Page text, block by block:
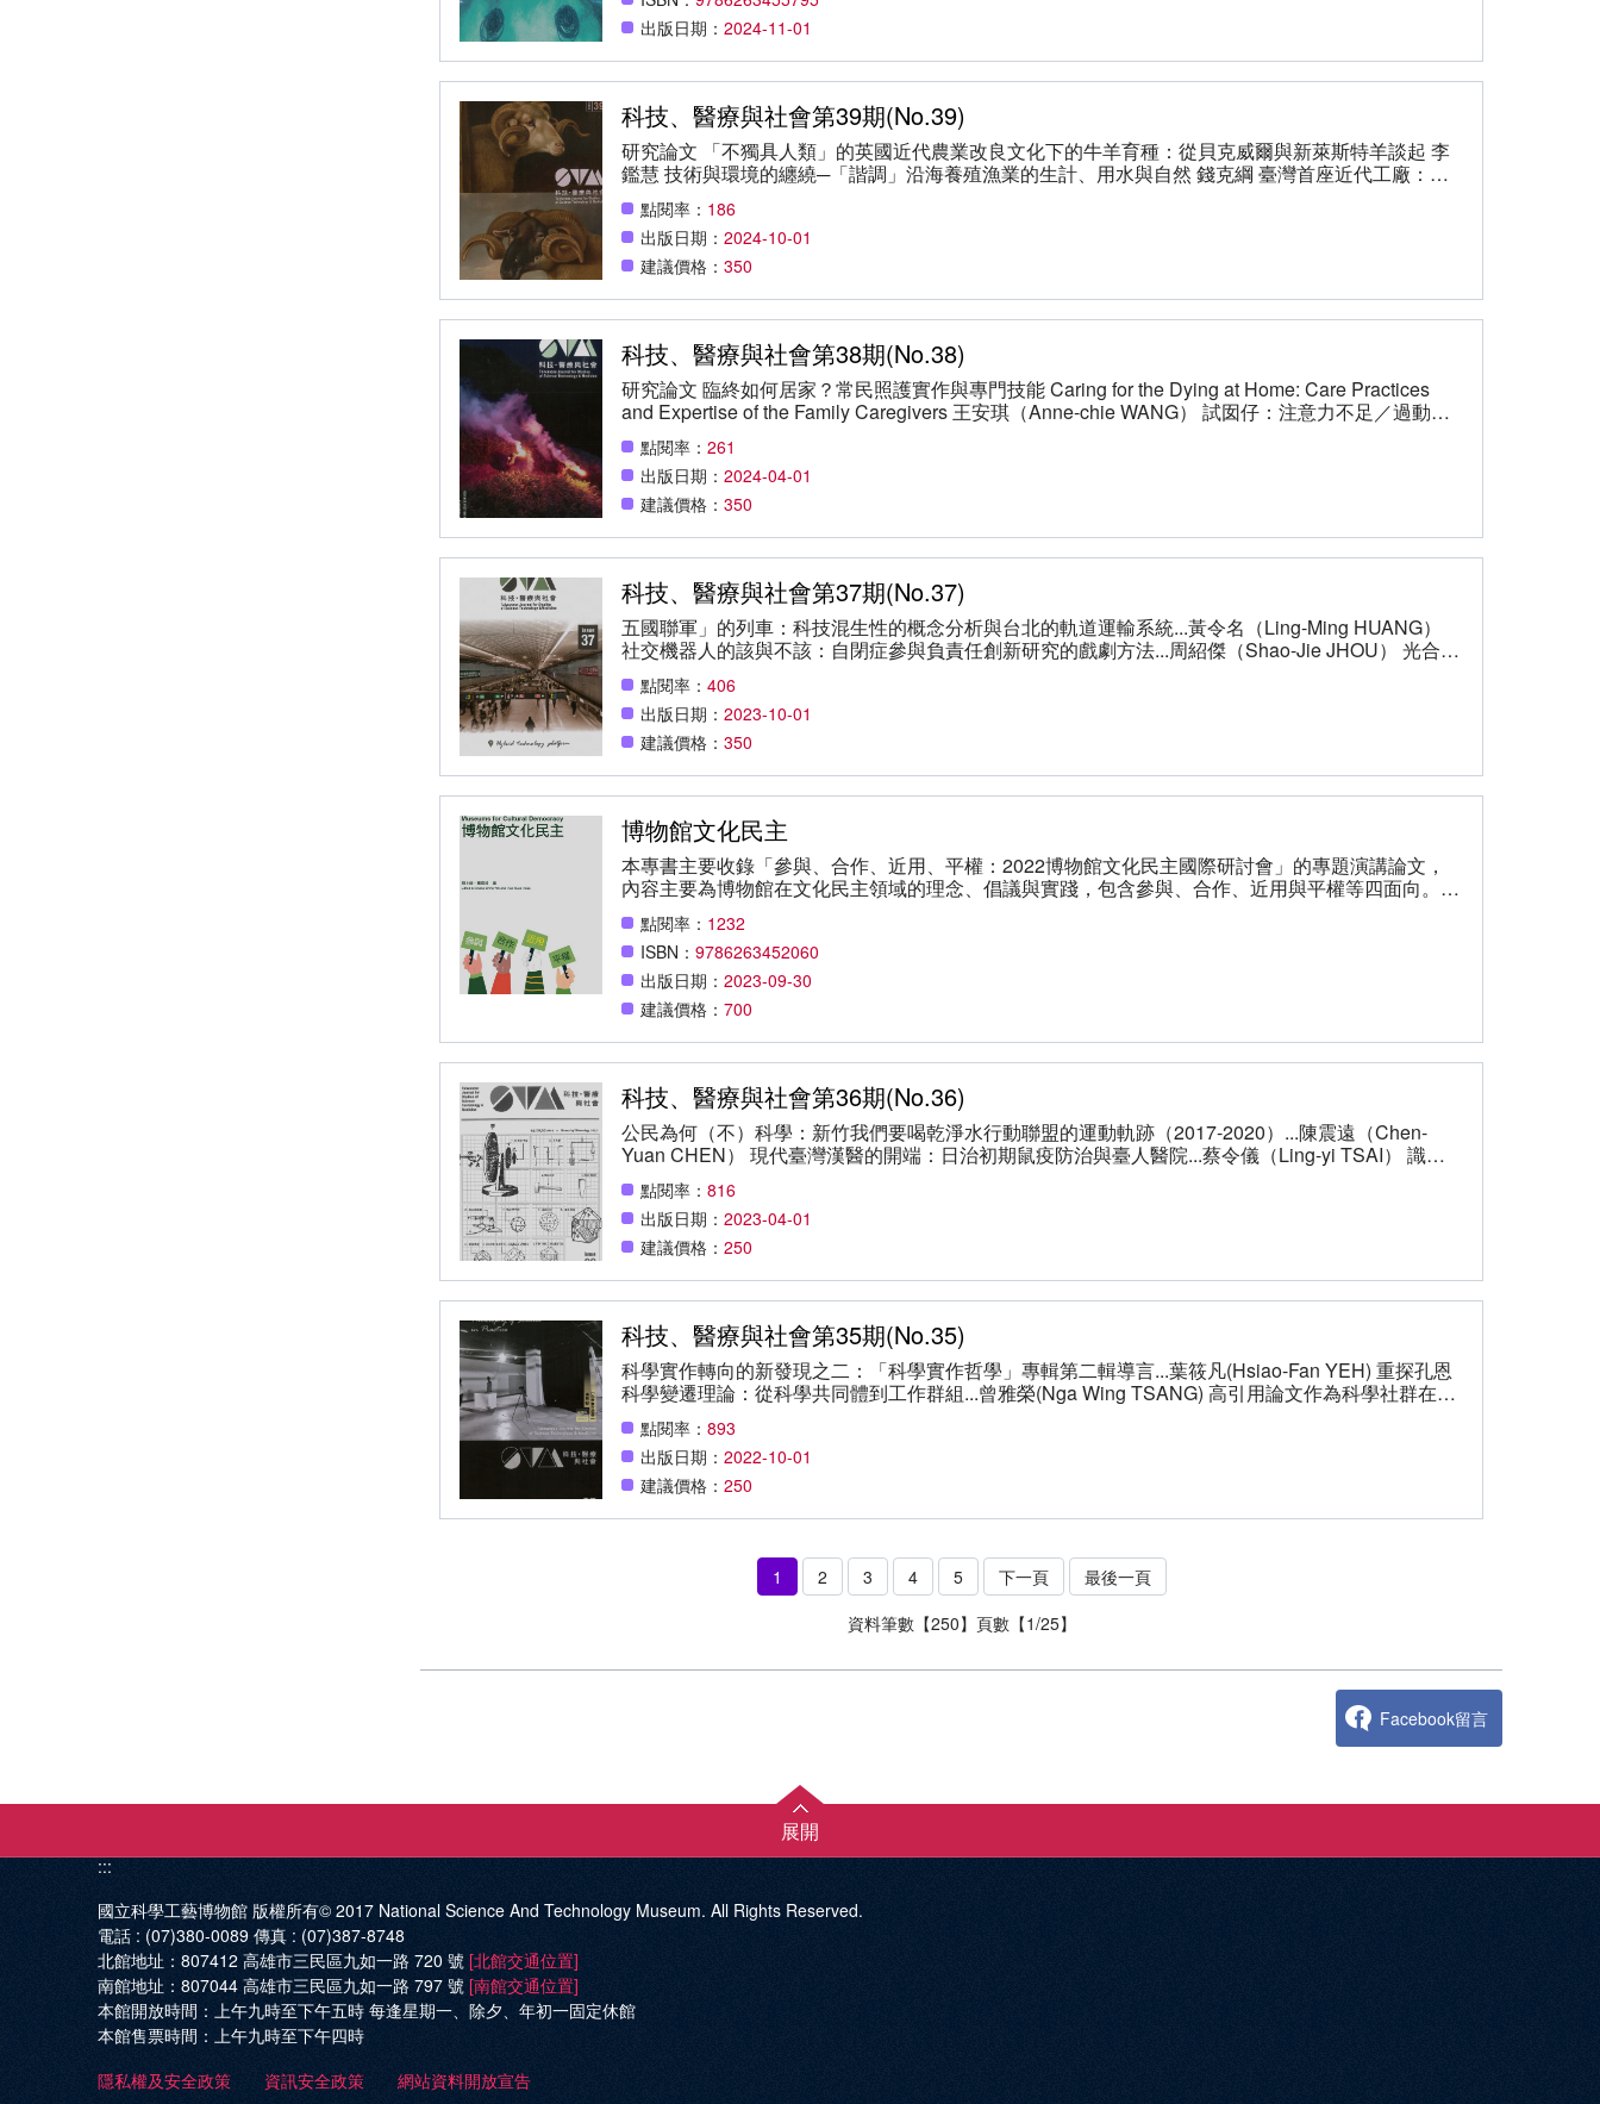
出版日期：2024-11-01
科技、醫療與社會第39期(No.39)
研究論文 「不獨具人類」的英國近代農業改良文化下的牛羊育種：從貝克威爾與新萊斯特羊談起 李
鑑慧 技術與環境的纏繞─「諧調」沿海養殖漁業的生計、用水與自然 錢克綱 臺灣首座近代工廠：
「臺北機廠」的性質與技術紋理（1885-1958） 曾令毅 研究紀要 目標對象、關係人與集體責任：科
學傳播課程中的科學技術倫理 區曣中 書評與書介 如何認識爭議邊境：評Rogaski, Ruth（2022）.
Knowing Manchuria: Environments, the Senses, and Natural Knowledge on an Asian Borderland.
Chicago, IL: University of Chicago Press. 蔡令儀 議題與討論 STS與現代史的相互渴望：以《天演
談場次會議紀實 范玟芳 新人發聲 科技、社會與物質性：拓展環境經濟地理的前沿研究 廖昱凱 從
點閱率： 186
出版日期：2024-10-01
建議價格：350
科技、醫療與社會第38期(No.38)
研究論文 臨終如何居家？常民照護實作與專門技能 Caring for the Dying at Home: Care Practices
and Expertise of the Family Caregivers 王安琪（Anne-chie WANG） 試囡仔：注意力不足／過動孩
童家長的另類醫療經驗 Putting Kids to Trials: The Experience of Complementary and Alternative
Medicine among Parents of Kids with Symptoms of Inattentiveness and/or Hyperactivity 林子勤
（Tzu-Chin LIN） 追尋「夠用」的環境資料：戰後臺灣地下水治理的技術官僚與分層政治 Searching
for ‘Sufficient’ Environmental Data: Post Taiwan’s Technocratic and the Politics of Stratigraphy of
議」嗎？ Was Controversy over the Relocation of Ciaotou Elementary School’s Syucuo Branch a
演變與政策發展：多元流模式分析 The Evolution of Job Stress Problems and the Development of
Policy Responses in Taiwan: A Multiple-Stream Analysis 鄭雅文、黃怡翎（Yawen CHENG, Yi-ling
HUANG） 台灣的「飛碟學」發展之初探（1975-2005） A Preliminary Study on the History of ”
UFOlogy ” in Taiwan (1975-2005) 梁廷毓（Ting-yu LIANG） 書評 在社會生活中流轉的血液：評
Carsten, Janet (2019). Blood Work: Life and Laboratories in Penang. Durham, NC: Duke university
press. 徐郁縈（Yu-Yin Hsu）
點閱率：261
出版日期：2024-04-01
建議價格：350
科技、醫療與社會第37期(No.37)
五國聯軍」的列車：科技混生性的概念分析與台北的軌道運輸系統...黃令名（Ling-Ming HUANG）
社交機器人的該與不該：自閉症參與負責任創新研究的戲劇方法...周紹傑（Shao-Jie JHOU） 光合菌
農業共學行動的公共化路徑...林淑惠（Shu-Hui LIN）、郭楊正（Yang-Cheng KUO）、簡義明（I-
Ming CHIEN） 人工智慧科研倫理與風險之基本認識...甘偵蓉（Zhen-Rong GAN） 實作中的人神關
係：評Luhrmann, Tanya M. (2020). How God Becomes Real: Kindling the Presence of Invisible
Others. Princeton, NJ: Princeton University Press...邱立軒（Li-Hsuan CHIU ） 全球視角下的日本心
1875-1950. London: Bloomsbury....許維安（Weian HSU ） 臺灣第一件科技類國寶（No.373）——
──開箱：傳播科技特展」的策展思路...陳玫岑（Mei- Tsen CHEN ） 語音的物質性——社會語言學
碰上科技與社會研究...萬宗綸（Tsung-Lun Alan WAN ） 全球民族誌視野下的科技與社會研究
Science, Technology, and Society in the Context of Global Ethnography 曾柏嘉（Po-Chia TSENG
）
點閱率：406
出版日期：2023-10-01
建議價格：350
博物館文化民主
本專書主要收錄「參與、合作、近用、平權：2022博物館文化民主國際研討會」的專題演講論文，
內容主要為博物館在文化民主領域的理念、倡議與實踐，包含參與、合作、近用與平權等四面向。
館長序 所長序 校長序 主編序 林崇熙-博物館公共參與何以如此困難?...2 Douglas McCarthy-Open:
Connecting Cultural Heritage with Digital Audiences...28 Merete Sanderhoff-SMK Open: Openness
as Strategy at SMK–the National Gallery of Denmark...48 施登騰-近用與實務並置:博物館科技應用之
包容性設計試析...70 林誠夏-臺灣開放館聯運動的發展及其指標案例...90 黃俊夫、吳慶泰-油金歲月─
科工館與中油公司協力保存高雄煉油廠文化性資產...110 吳漢鐘、李益成-文物及藝術品檢測標準化之
路:正修科大與文資局及畫廊協會的協作...158 Margaret Anderson-Telling Inclusive Stories: Museums
and Cultural Democracy...174 廖凰玎-文化基本法在文化近用、文化平權等文化民主的內涵與未來的
影響...224 劉婉珍-無中生有:博物館與社會共融...240
點閱率： 1232
ISBN：9786263452060
出版日期：2023-09-30
建議價格：700
科技、醫療與社會第36期(No.36)
公民為何（不）科學：新竹我們要喝乾淨水行動聯盟的運動軌跡（2017-2020）...陳震遠（Chen-
Yuan CHEN） 現代臺灣漢醫的開端：日治初期鼠疫防治與臺人醫院...蔡令儀（Ling-yi TSAI） 識別
金石：美國礦物學在晚清的轉化、傳播與侷限...阮思瑀（Shih-Yi JUAN） 社群媒體與AI科技政治效
應：反思第三波SSS與代碼/空間理論...劉秋婉（Chiu-Wan LIU） STS如何介入AI：ANT取徑朝向AI
公共性的思考實驗...林文源（Wen-Yuan LIN） 聽損治療的社會與技術史：評Virdi, Jaipreet (2020).
Hearing Happiness: Deafness Cures in History. Chicago: University of Chicago Press....萬宗綸
Psychology and Commerce in America. Chicago: University of Chicago Press....連品薰（Pin-Xun
點閱率：816
出版日期：2023-04-01
建議價格：250
科技、醫療與社會第35期(No.35)
科學實作轉向的新發現之二：「科學實作哲學」專輯第二輯導言...葉筱凡(Hsiao-Fan YEH) 重探孔恩
科學變遷理論：從科學共同體到工作群組...曾雅榮(Nga Wing TSANG) 高引用論文作為科學社群在自
我組織過程中的動力學因素：以諾貝爾獎研究議題的發展為例...楊倍昌(Bei-Chang YANG) 拼裝公民
科技：黑客、鄉民、與資料行動主義...李梅君(Mei-Chun LEE) 在平面圖與展場間浮現：行動者網絡
觀點下的裝置藝術研究...王友璿(Yu-Hsuan WANG) 永續性設計建議的涓滴拼裝：評Hung, Ching
(2019). Design for Green: Ethics and Politics for Behavior-Steering Technology. Eindhoven, The
Yan (2021). Healing with Poisons: Potent Medicines in Medieval China. Seattle: University of
Washington Press...官柏勳(Bo-Syun GUAN) 「現象」與「詮釋」之外：貝斯蘭姆心理博物館觀察...
李則儀(Tse-Yi LI) 臺灣科技與社會研究學會2021年年會大會主題演講：原住民族科技知識與表觀基因
研究的相遇...Emma KOWAL ； 洪文玲(Wen-Ling HONG) ； 蔡友月(Yu-Yueh TSAI) ； 張瀠之(Ying-
Tzu CHANG) 從STS到博雅通識：跟著《科技．社會．人4》去旅行...洪靖(Ching HUNG) ； 郭文華
(Wen-Hua KUO) STS新人發聲：葉筱凡...葉筱凡(Hsiao-Fan YEH)
點閱率：893
出版日期：2022-10-01
建議價格：250
1 2 3 4 5 下一頁
最後一頁
資料筆數【250】頁數【1/25】
Facebook留言
展開
:::
國立科學工藝博物館 版權所有© 2017 National Science And Technology Museum. All Rights Reserved.
電話 : (07)380-0089 傳真 : (07)387-8748
北館地址： 807412 高雄市三民區九如一路 720 號 [北館交通位置]
南館地址： 807044 高雄市三民區九如一路 797 號 [南館交通位置]
本館開放時間： 上午九時至下午五時 每逢星期一、除夕、年初一固定休館
本館售票時間： 上午九時至下午四時
隱私權及安全政策
資訊安全政策 網站資料開放宣告